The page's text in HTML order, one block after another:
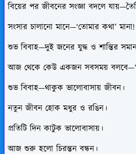
বিয়ের পর জীবনের সংজ্ঞা বদলে
সংসার চালানো মানে—‘তোমার কথা’ মানা!
শুভ বিবাহ—দুই জনের যুদ্ধ ও শান্তির
আজ থেকে কেউ একজন সবসময়
শুভ বিবাহ—থাকুক ভালোবাসায় জীবন।
নতুন জীবন হোক মধুর ও রঙিন।
প্রতিটি দিন কাটুক ভালোবাসায়।
আজ শুরু হলো চিরন্তন বন্ধন।